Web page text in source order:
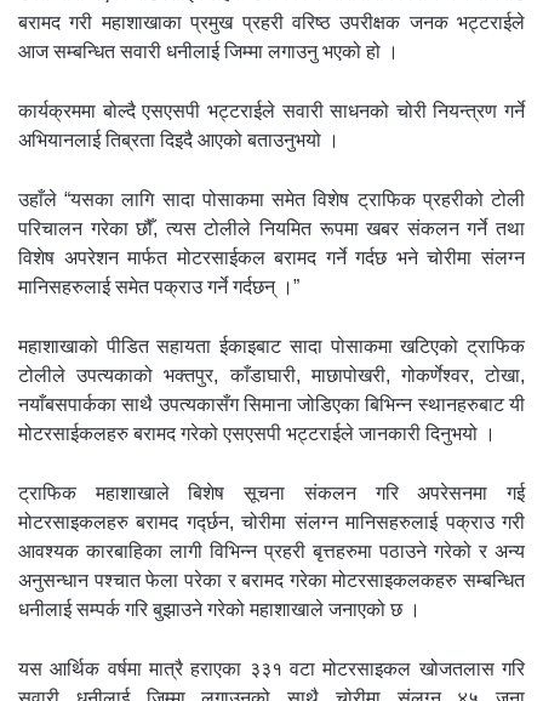
बरामद गरी महाशाखाका प्रमुख प्रहरी वरिष्ठ उपरीक्षक जनक भट्टराईले
आज सम्बन्धित सवारी धनीलाई जिम्मा लगाउनु भएको हो ।
कार्यक्रममा बोल्दै एसएसपी भट्टराईले सवारी साधनको चोरी नियन्त्रण गर्ने
अभियानलाई तिब्रता दिइदै आएको बताउनुभयो ।
उहाँले “यसका लागि सादा पोसाकमा समेत विशेष ट्राफिक प्रहरीको टोली
परिचालन गरेका छौँ, त्यस टोलीले नियमित रूपमा खबर संकलन गर्ने तथा
विशेष अपरेशन मार्फत मोटरसाईकल बरामद गर्ने गर्दछ भने चोरीमा संलग्न
मानिसहरुलाई समेत पक्राउ गर्ने गर्दछन् ।”
महाशाखाको पीडित सहायता ईकाइबाट सादा पोसाकमा खटिएको ट्राफिक
टोलीले उपत्यकाको भक्तपुर, काँडाघारी, माछापोखरी, गोकर्णेश्‍वर, टोखा,
नयाँबसपार्कका साथै उपत्यकासँग सिमाना जोडिएका बिभिन्न स्थानहरुबाट यी
मोटरसाईकलहरु बरामद गरेको एसएसपी भट्टराईले जानकारी दिनुभयो ।
ट्राफिक महाशाखाले बिशेष सूचना संकलन गरि अपरेसनमा गई
मोटरसाइकलहरु बरामद गर्द्छन, चोरीमा संलग्न मानिसहरुलाई पक्राउ गरी
आवश्यक कारबाहिका लागी विभिन्न प्रहरी बृत्तहरुमा पठाउने गरेको र अन्य
अनुसन्धान पश्चात फेला परेका र बरामद गरेका मोटरसाइकलकहरु सम्बन्धित
धनीलाई सम्पर्क गरि बुझाउने गरेको महाशाखाले जनाएको छ ।
यस आर्थिक वर्षमा मात्रै हराएका ३३१ वटा मोटरसाइकल खोजतलास गरि